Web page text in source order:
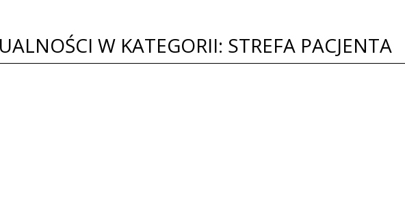
W KATEGORII: STREFA PACJENTA